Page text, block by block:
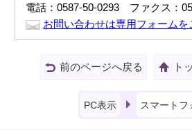
電話：0587-50-0293 ファクス：
お問い合わせは専用フォームを
前のページへ戻る ト
PC表示 スマートフ